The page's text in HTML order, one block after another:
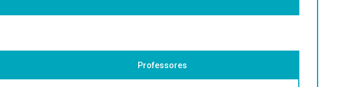
São Paulo: Brasiliense, 1985. MASCARELLO, Fernando (Org.). História do
Professores